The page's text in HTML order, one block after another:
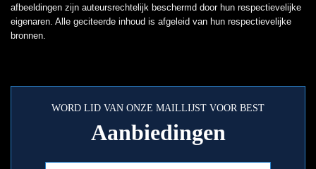
afbeeldingen zijn auteursrechtelijk beschermd door hun respectievelijke
eigenaren. Alle geciteerde inhoud is afgeleid van hun respectievelijke
bronnen.
WORD LID VAN ONZE MAILLIJST VOOR BEST
Aanbiedingen